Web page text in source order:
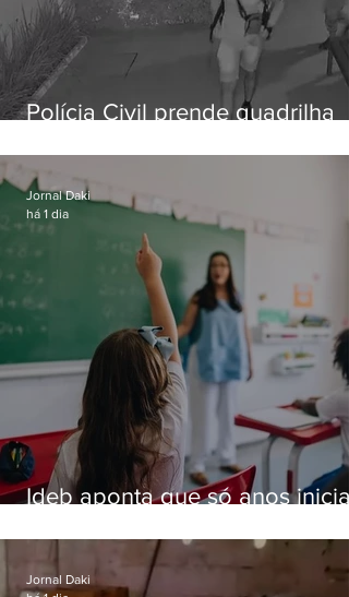
Polícia Civil prende quadrilha
residências de luxo no Rio
Ideb aponta que só anos
educação
Jornal Daki
há 1 dia
Jornal Daki